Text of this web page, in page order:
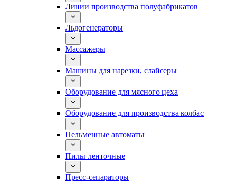
Линии производства полуфабрикатов
Льдогенераторы
Массажеры
Машины для нарезки, слайсеры
Оборудование для мясного цеха
Оборудование для производства колбас
Пельменные автоматы
Пилы ленточные
Пресс-сепараторы